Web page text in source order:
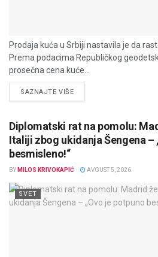
Prodaja kuća u Srbiji nastavila je da
Prema podacima Republičkog
prosečna cena kuće...
SAZNAJTE VIŠEDETAILS
Diplomatski rat na pomolu:
Italiji zbog ukidanja Šengena –
besmisleno!“
BY MILOS KRIVOKAPIĆ AVGUST 5, 2026
SVET